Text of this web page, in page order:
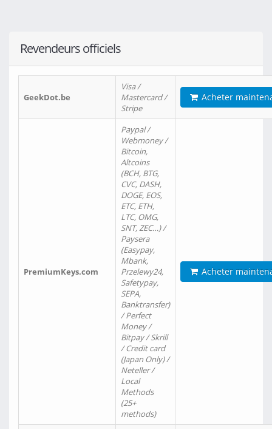
Revendeurs officiels
GeekDot.be
Visa /
Mastercard /
Stripe
Acheter
PremiumKeys.com
Paypal /
Webmoney /
Bitcoin,
Altcoins
(BCH, BTG,
CVC, DASH,
DOGE, EOS,
ETC, ETH,
LTC, OMG,
SNT, ZEC…) /
Paysera
(Easypay,
Mbank,
Przelewy24,
Safetypay,
SEPA,
Banktransfer)
/ Perfect
Money /
Bitpay / Skrill
/ Credit card
(Japan Only) /
Neteller /
Local
Methods
(25+
methods)
Acheter